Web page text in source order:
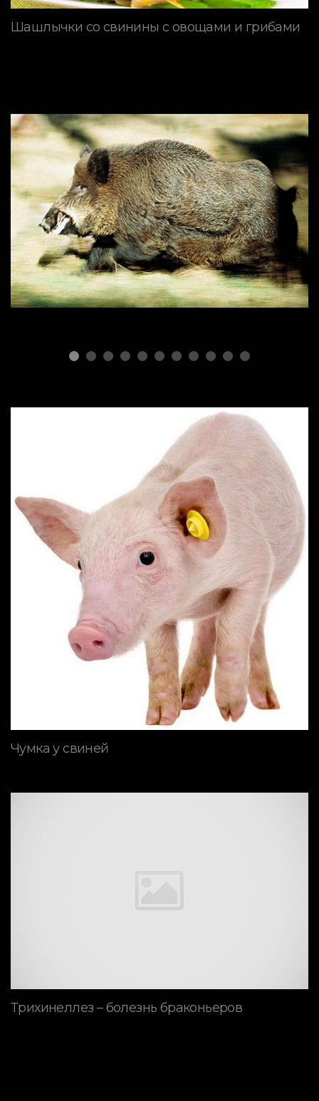
Шашлычки со свинины с овощами и грибами
ПОРОДЫ СВИНЕЙ
Дикий кабан
Чумка у свиней
Трихинеллез – болезнь браконьеров